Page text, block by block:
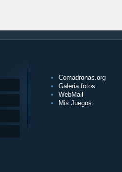
Comadronas.org
Galeria fotos
WebMail
Mis Juegos